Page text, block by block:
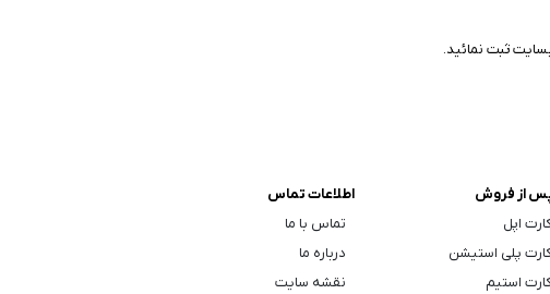
ثبت نمائید.
از فروش
اپل
پلی استیشن
استیم
اطلاعات تماس
تماس با ما
درباره ما
نقشه سایت